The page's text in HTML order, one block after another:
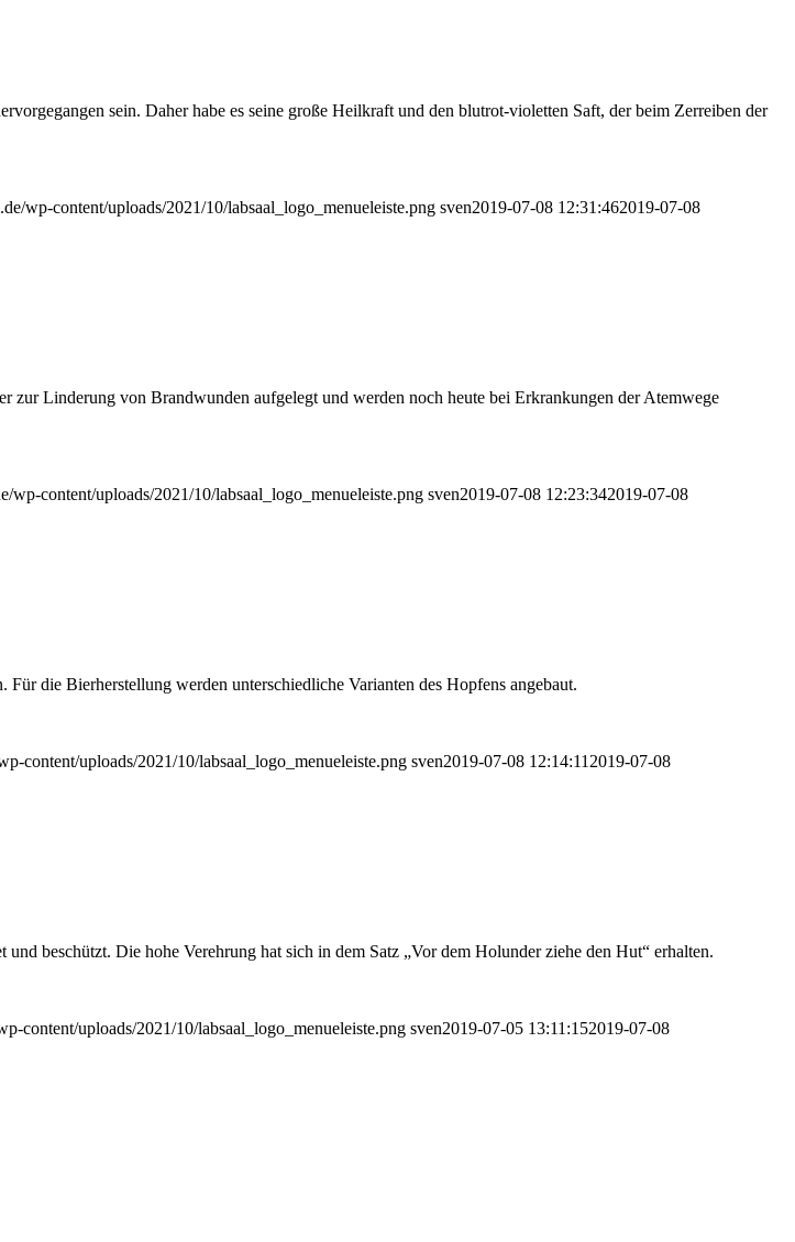
sein. Daher habe es seine große Heilkraft und den blutrot-violetten Saft, der beim Zerreiben der
wp-content/uploads/2021/10/labsaal_logo_menueleiste.png sven2019-07-08 12:31:462019-07-08
zur Linderung von Brandwunden aufgelegt und werden noch heute bei Erkrankungen der Atemwege
wp-content/uploads/2021/10/labsaal_logo_menueleiste.png sven2019-07-08 12:23:342019-07-08
die Bierherstellung werden unterschiedliche Varianten des Hopfens angebaut.
content/uploads/2021/10/labsaal_logo_menueleiste.png sven2019-07-08 12:14:11 2019-07-08
beschützt. Die hohe Verehrung hat sich in dem Satz „Vor dem Holunder ziehe den Hut“ erhalten.
content/uploads/2021/10/labsaal_logo_menueleiste.png sven2019-07-05 13:11:152019-07-08